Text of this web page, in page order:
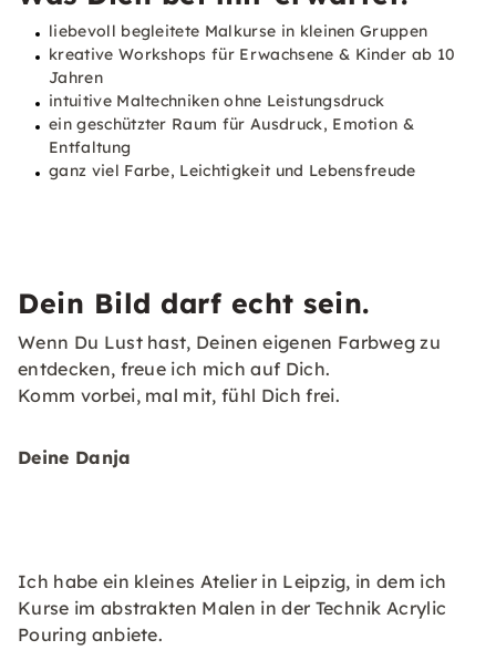
liebevoll begleitete Malkurse in kleinen Gruppen
kreative Workshops für Erwachsene & Kinder ab 10
Jahren
intuitive Maltechniken ohne Leistungsdruck
ein geschützter Raum für Ausdruck, Emotion &
Entfaltung
ganz viel Farbe, Leichtigkeit und Lebensfreude
Dein Bild darf echt sein.
Wenn Du Lust hast, Deinen eigenen Farbweg zu
entdecken, freue ich mich auf Dich.
Komm vorbei, mal mit, fühl Dich frei.
Deine Danja
Ich habe ein kleines Atelier in Leipzig, in dem ich
Kurse im abstrakten Malen in der Technik Acrylic
Pouring anbiete.